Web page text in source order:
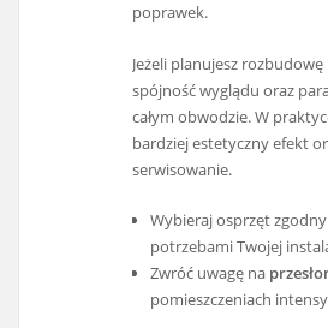
poprawek.
Jeżeli planujesz
spójność wyglądu oraz
całym obwodzie. W
bardziej estetyczny efekt
serwisowanie.
Wybieraj osprzęt zgodny
potrzebami Twojej
Zwróć uwagę na
pomieszczeniach